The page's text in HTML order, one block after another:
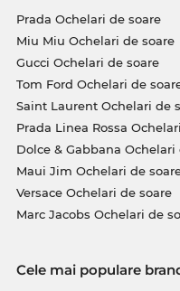
Prada Ochelari de soare
Miu Miu Ochelari de soare
Gucci Ochelari de soare
Tom Ford Ochelari de
Saint Laurent Ochelari de
Prada Linea Rossa
Dolce & Gabbana Ochelari
Maui Jim Ochelari de
Versace Ochelari de soare
Marc Jacobs Ochelari de
Cele mai populare